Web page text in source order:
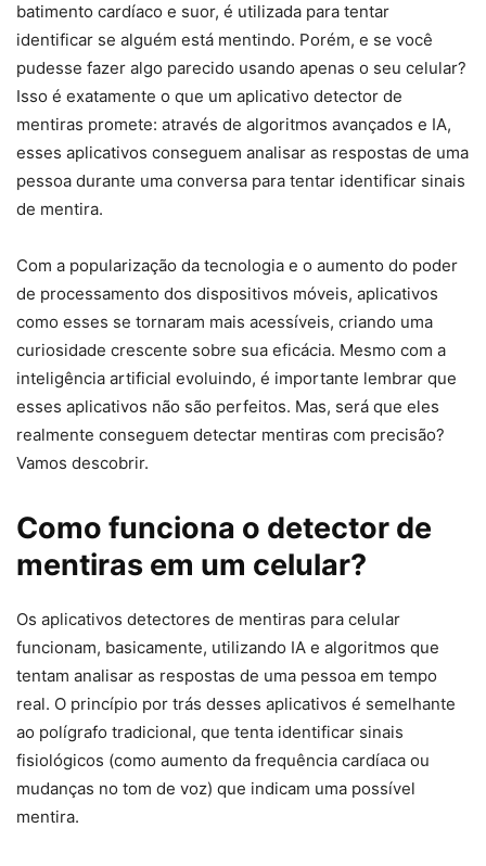
batimento cardíaco e suor, é utilizada para tentar
identificar se alguém está mentindo. Porém, e se você
pudesse fazer algo parecido usando apenas o seu celular?
Isso é exatamente o que um aplicativo detector de
mentiras promete: através de algoritmos avançados e IA,
esses aplicativos conseguem analisar as respostas de uma
pessoa durante uma conversa para tentar identificar sinais
de mentira.
Com a popularização da tecnologia e o aumento do poder
de processamento dos dispositivos móveis, aplicativos
como esses se tornaram mais acessíveis, criando uma
curiosidade crescente sobre sua eficácia. Mesmo com a
inteligência artificial evoluindo, é importante lembrar que
esses aplicativos não são perfeitos. Mas, será que eles
realmente conseguem detectar mentiras com precisão?
Vamos descobrir.
Como funciona o detector de
mentiras em um celular?
Os aplicativos detectores de mentiras para celular
funcionam, basicamente, utilizando IA e algoritmos que
tentam analisar as respostas de uma pessoa em tempo
real. O princípio por trás desses aplicativos é semelhante
ao polígrafo tradicional, que tenta identificar sinais
fisiológicos (como aumento da frequência cardíaca ou
mudanças no tom de voz) que indicam uma possível
mentira.